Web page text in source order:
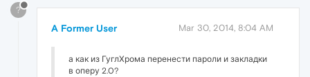
?
A Former User Mar 30, 2014, 8:04 AM
а как из ГуглХрома перенести пароли и закладки
в оперу 2.0?